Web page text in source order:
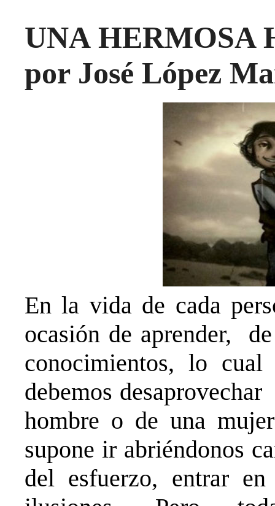
UNA HERMOSA
por José López
En la vida de cada
ocasión de aprender,
conocimientos, lo
debemos
hombre o de una
supone ir abriéndonos
del esfuerzo, entrar